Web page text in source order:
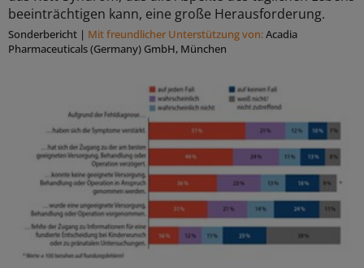
beeinträchtigen kann, eine große Herausforderung.
Sonderbericht | Mit freundlicher Unterstützung von:Acadia
Pharmaceuticals (Germany) GmbH, München